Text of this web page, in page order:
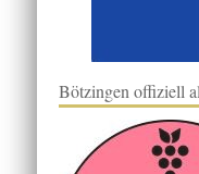
Bötzingen offiziell